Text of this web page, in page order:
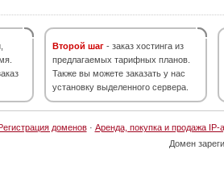
Второй шаг - заказ хостинга из
предлагаемых тарифных планов.
Также вы можете заказать у нас
установку выделенного сервера.
доменов· Аренда, покупка и продажа IP-
Домен